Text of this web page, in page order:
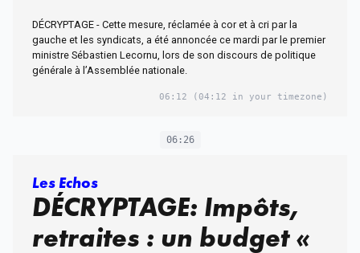
DÉCRYPTAGE - Cette mesure, réclamée à cor et à cri par la
gauche et les syndicats, a été annoncée ce mardi par le premier
ministre Sébastien Lecornu, lors de son discours de politique
générale à l’Assemblée nationale.
06:12 (04:12 in your timezone)
06:26
Les Echos
DÉCRYPTAGE: Impôts,
retraites : un budget «